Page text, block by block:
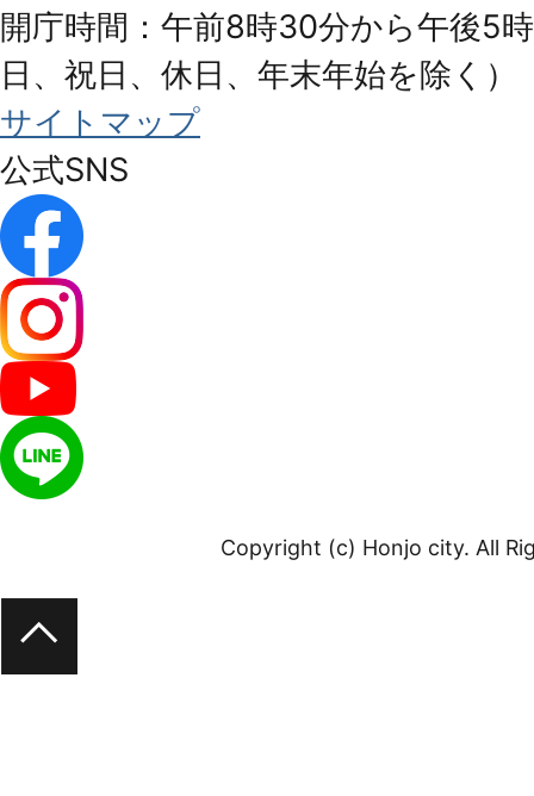
開庁時間：午前8時30分から午後5
日、祝日、休日、年末年始を除く）
サイトマップ
公式SNS
Copyright (c) Honjo city. All